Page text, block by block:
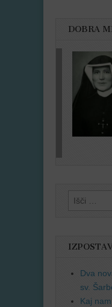
DOBRA
Išči:
Dva
sv.
Kaj